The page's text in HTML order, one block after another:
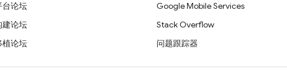
论坛
论坛
论坛
Google Mobile Services
Stack Overflow
问题跟踪器